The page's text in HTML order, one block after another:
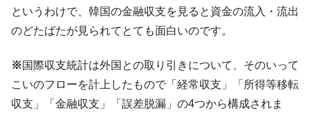
というわけで、韓国の金融収支を見ると資金の流入・流出
のどたばたが見られてとても面白いのです。
※国際収支統計は外国との取り引きについて、そのいって
こいのフローを計上したもので「経常収支」「所得等移転
収支」「金融収支」「誤差脱漏」の4つから構成されま